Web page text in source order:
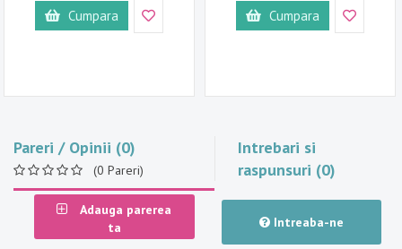
Cumpara Cumpara
Pareri / Opinii (0)
(0 Pareri)
Intrebari si
raspunsuri (0)
Adauga parerea
ta
Intreaba-ne